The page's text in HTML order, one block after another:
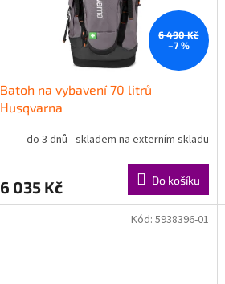
6 490 Kč
–7 %
Batoh na vybavení 70 litrů
Husqvarna
do 3 dnů - skladem na externím skladu
6 035 Kč Do košíku
Kód: 5938396-01